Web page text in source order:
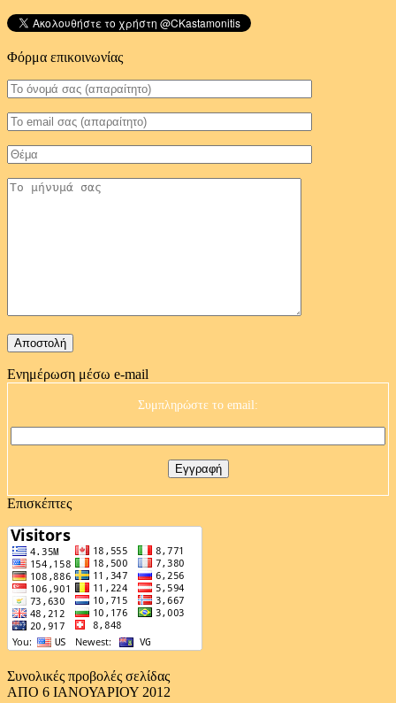
Φόρμα επικοινωνίας
Ενημέρωση μέσω e-mail
Συμπληρώστε το email:
Επισκέπτες
Συνολικές προβολές σελίδας
ΑΠΟ 6 ΙΑΝΟΥΑΡΙΟΥ 2012